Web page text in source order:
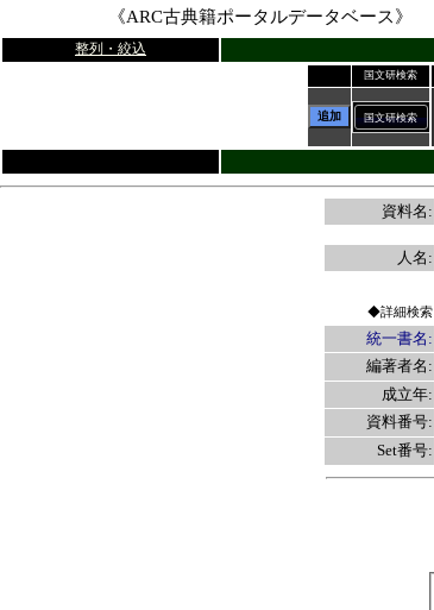
《ARC古典籍ポータルデータベース》
整列・絞込
国文研検索
追加 国文研検索
資料名:
人名:
◆詳細検索
統一書名:
編著者名:
成立年:
資料番号:
Set番号: